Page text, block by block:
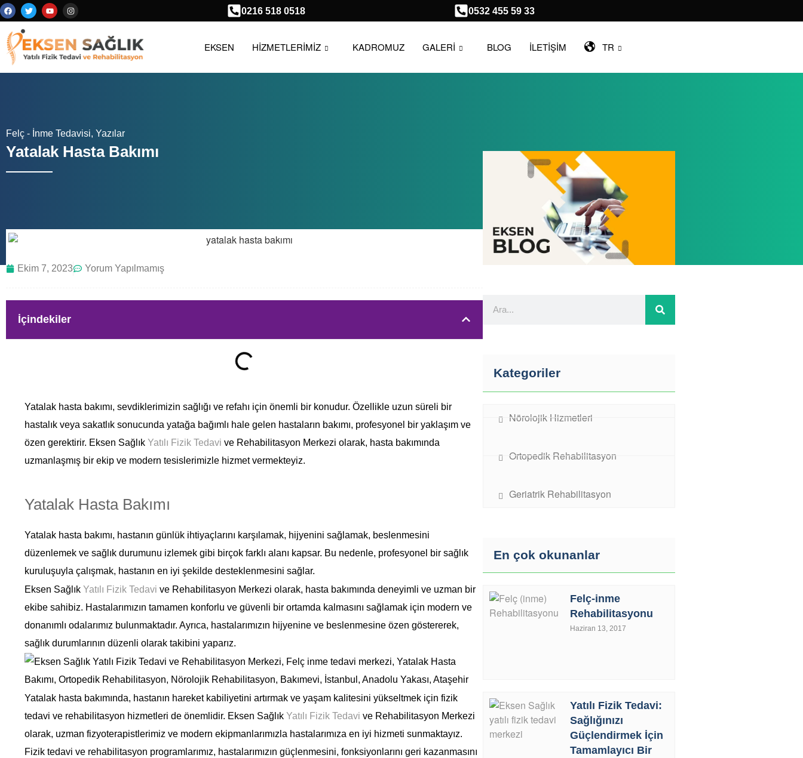
0216 518 0518 0532 455 59 33
EKSEN HİZMETLERİMİZ KADROMUZ GALERİ BLOG İLETİŞİM TR
Felç - İnme Tedavisi, Yazılar
Yatalak Hasta Bakımı
Ekim 7, 2023 Yorum Yapılmamış
İçindekiler
Yatalak hasta bakımı, sevdiklerimizin sağlığı ve refahı için önemli bir konudur. Özellikle uzun süreli bir
hastalık veya sakatlık sonucunda yatağa bağımlı hale gelen hastaların bakımı, profesyonel bir yaklaşım ve
özen gerektirir. Eksen Sağlık Yatılı Fizik Tedavi ve Rehabilitasyon Merkezi olarak, hasta bakımında
uzmanlaşmış bir ekip ve modern tesislerimizle hizmet vermekteyiz.
Yatalak Hasta Bakımı
Yatalak hasta bakımı, hastanın günlük ihtiyaçlarını karşılamak, hijyenini sağlamak, beslenmesini
düzenlemek ve sağlık durumunu izlemek gibi birçok farklı alanı kapsar. Bu nedenle, profesyonel bir sağlık
kuruluşuyla çalışmak, hastanın en iyi şekilde desteklenmesini sağlar.
Eksen Sağlık Yatılı Fizik Tedavi ve Rehabilitasyon Merkezi olarak, hasta bakımında deneyimli ve uzman bir
ekibe sahibiz. Hastalarımızın tamamen konforlu ve güvenli bir ortamda kalmasını sağlamak için modern ve
donanımlı odalarımız bulunmaktadır. Ayrıca, hastalarımızın hijyenine ve beslenmesine özen göstererek,
sağlık durumlarının düzenli olarak takibini yaparız.
Yatalak hasta bakımında, hastanın hareket kabiliyetini artırmak ve yaşam kalitesini yükseltmek için fizik
tedavi ve rehabilitasyon hizmetleri de önemlidir. Eksen Sağlık Yatılı Fizik Tedavi ve Rehabilitasyon Merkezi
olarak, uzman fizyoterapistlerimiz ve modern ekipmanlarımızla hastalarımıza en iyi hizmeti sunmaktayız.
Fizik tedavi ve rehabilitasyon programlarımız, hastalarımızın güçlenmesini, fonksiyonlarını geri kazanmasını
Kategoriler
Nörolojik Hizmetleri
Ortopedik Rehabilitasyon
Geriatrik Rehabilitasyon
En çok okunanlar
Felç-inme
Rehabilitasyonu
Haziran 13, 2017
Yatılı Fizik Tedavi:
Sağlığınızı
Güçlendirmek İçin
Tamamlayıcı Bir